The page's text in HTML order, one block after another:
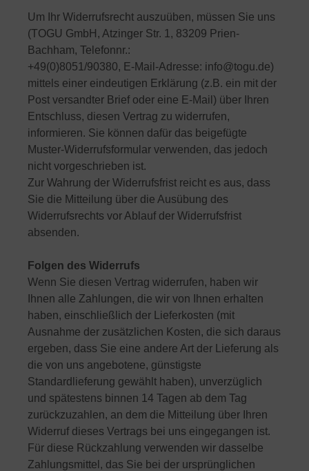
Um Ihr Widerrufsrecht auszuüben, müssen Sie uns
(TOGU GmbH, Atzinger Str. 1, 83209 Prien-
Bachham, Telefonnr.:
+49(0)8051/90380, E-Mail-Adresse: info@togu.de)
mittels einer eindeutigen Erklärung (z.B. ein mit der
Post versandter Brief oder eine E-Mail) über Ihren
Entschluss, diesen Vertrag zu widerrufen,
informieren. Sie können dafür das beigefügte
Muster-Widerrufsformular verwenden, das jedoch
nicht vorgeschrieben ist.
Zur Wahrung der Widerrufsfrist reicht es aus, dass
Sie die Mitteilung über die Ausübung des
Widerrufsrechts vor Ablauf der Widerrufsfrist
absenden.
Folgen des Widerrufs
Wenn Sie diesen Vertrag widerrufen, haben wir
Ihnen alle Zahlungen, die wir von Ihnen erhalten
haben, einschließlich der Lieferkosten (mit
Ausnahme der zusätzlichen Kosten, die sich daraus
ergeben, dass Sie eine andere Art der Lieferung als
die von uns angebotene, günstigste
Standardlieferung gewählt haben), unverzüglich
und spätestens binnen 14 Tagen ab dem Tag
zurückzuzahlen, an dem die Mitteilung über Ihren
Widerruf dieses Vertrags bei uns eingegangen ist.
Für diese Rückzahlung verwenden wir dasselbe
Zahlungsmittel, das Sie bei der ursprünglichen